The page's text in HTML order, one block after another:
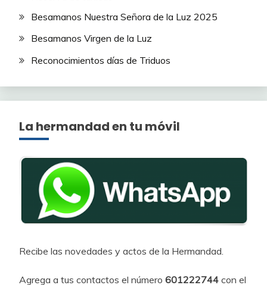
Besamanos Nuestra Señora de la Luz 2025
Besamanos Virgen de la Luz
Reconocimientos días de Triduos
La hermandad en tu móvil
Recibe las novedades y actos de la Hermandad.
Agrega a tus contactos el número 601222744 con el